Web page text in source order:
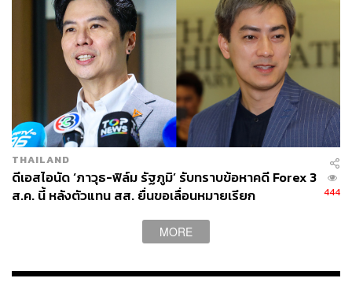
THAILAND
ดีเอสไอนัด ‘ภาวุธ-ฟิล์ม รัฐภูมิ’ รับทราบข้อหาคดี Forex 3
ส.ค. นี้ หลังตัวแทน สส. ยื่นขอเลื่อนหมายเรียก
444
MORE